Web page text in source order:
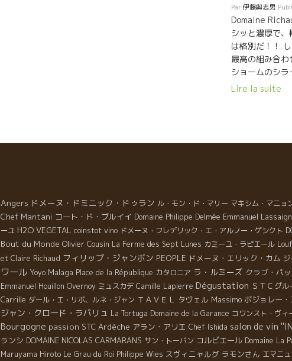
Par伊藤與志男
Domaine
シッと濃厚で
は格別だ！！
最高の組み合
ショームのシ
インでもう２０
舌触りがビロー
いな！！やっ
は、何物にも代
味しいそうな
も自分で焼い
がっていた一
1998 Syrah だ
自然派ワイン
樽香のワインを
と思う。 ２０
らないとは、ワ
も大切です！！
Lire la suite
Angers ドメーヌ・ドミニック・ドゥラン ル・モン・ド・マリー マキシム・マニョ
Chef Mantani コート・ド・ブルイイ Domaine Philippe Delmée Emmanuel
ーユ H2O VEGETAL coinstot vino ドメーヌ・フレデリック・エ・アルノー・ゲシクト
Bout du Monde Olivier Cousin La Ferme des Sept Lunes カミーユ・ラピエール
et Claire Richaud フィリップ・ジャンボン PEOPLE ドメーヌ・エリック・カム
ワール Yoyo Malaga Place de la République カタロニア ラ・ルミーズ クラブ・パ
Emmanuel Houillon Overnoy ミュスカデ Camille Lapierre Dégustation ＳＴＣグ
Carrille ダール・エ・リボ、ルネ・ジャン ＴＡＶＥＬ タヴェル Massimo ボジョレー
ジャン・クロード・ラパリュ La Tortuga Domaine de la Garance コワンスト・ヴィ
Bourgogne passion STC Ardèche アラン・アリエ Chef Ishida salon de vin
ランシ DOMAINE NICOLAS CARMARANS サン・トーバン コルビエール Domaine La
Maruyama Hiroto Le Grau du Roi Philippe Wies スヴィニャルグ ラモンさん エマニ